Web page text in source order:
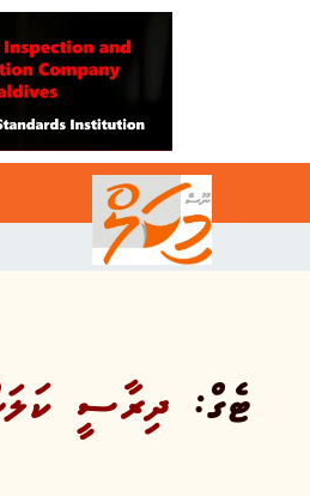
ޓެގް: ދިރާސީ